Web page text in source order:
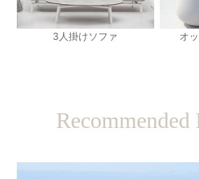
3人掛けソファ オ
Recommended